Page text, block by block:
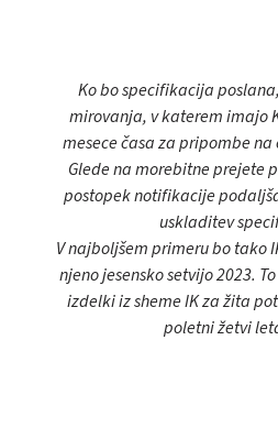
Ko bo specifikacija
mirovanja, v katerem imajo
mesece časa za pripombe
Glede na morebitne prejete
postopek notifikacije
uskladitev
V najboljšem primeru bo tako
njeno jesensko setvijo 2023.
izdelki iz sheme IK za žita
poletni žetvi